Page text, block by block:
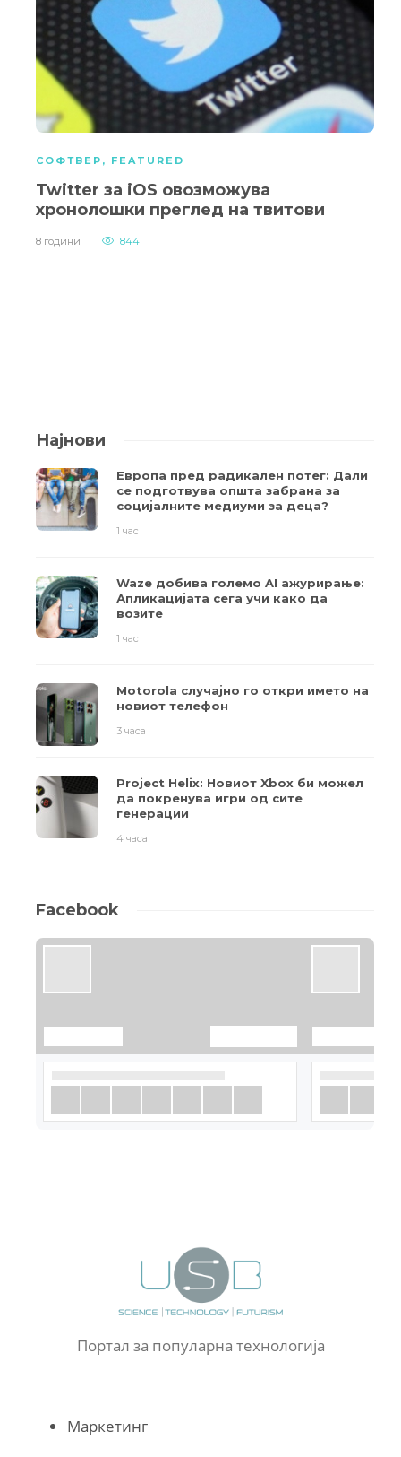
СОФТВЕР , FEATURED
Twitter за iOS овозможува
хронолошки преглед на твитови
8 години 844
Најнови
Европа пред радикален потег: Дали
се подготвува општа забрана за
социјалните медиуми за деца?
1 час
Waze добива големо AI ажурирање:
Апликацијата сега учи како да
возите
1 час
Motorola случајно го откри името на
новиот телефон
3 часа
Project Helix: Новиот Xbox би можел
да покренува игри од сите
генерации
4 часа
Facebook
Портал за популарна технологија
Маркетинг